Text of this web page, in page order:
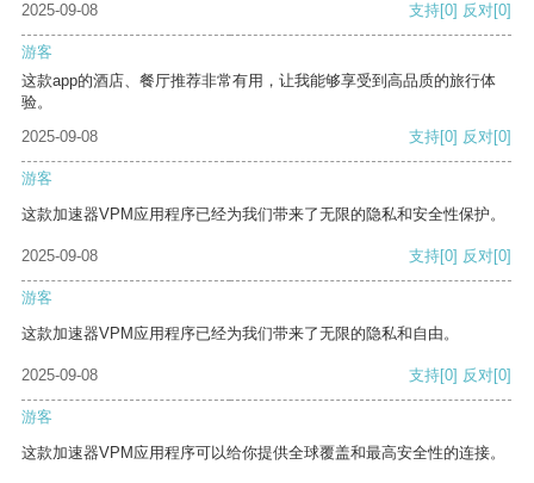
2025-09-08
支持[0] 反对[0]
游客
这款app的酒店、餐厅推荐非常有用，让我能够享受到高品质的旅行体
验。
2025-09-08
支持[0] 反对[0]
游客
这款加速器VPM应用程序已经为我们带来了无限的隐私和安全性保护。
2025-09-08 支持[0] 反对[0]
游客
这款加速器VPM应用程序已经为我们带来了无限的隐私和自由。
2025-09-08 支持[0] 反对[0]
游客
这款加速器VPM应用程序可以给你提供全球覆盖和最高安全性的连接。